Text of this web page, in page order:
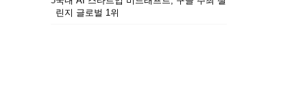
린지 글로벌 1위